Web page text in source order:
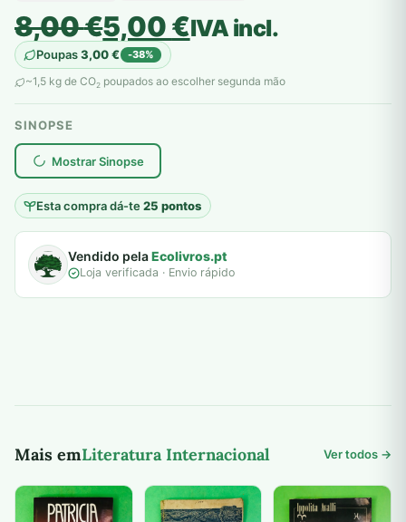
8,00€
O
preço
original
era:
8,00 €.
5,00€
O
preço
atual
é:
5,00 €.
IVA incl.
Poupas3,00€ -38%
~1,5 kg de CO2 poupados ao escolher segunda mão
SINOPSE
Mostrar Sinopse
Esta compra dá-te25 pontos
plantar árvores reais
Vendido pelaEcolivros.pt
Loja verificada · Envio rápido
Mais emLiteratura Internacional Ver todos →